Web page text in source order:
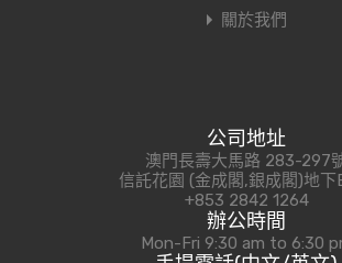
關於我們
公司地址
澳門長壽大馬路 283-297
信託花園 (金成閣,銀成閣)地下
+853 2842 1264
辦公時間
Mon-Fri 9:30 am to 6:30